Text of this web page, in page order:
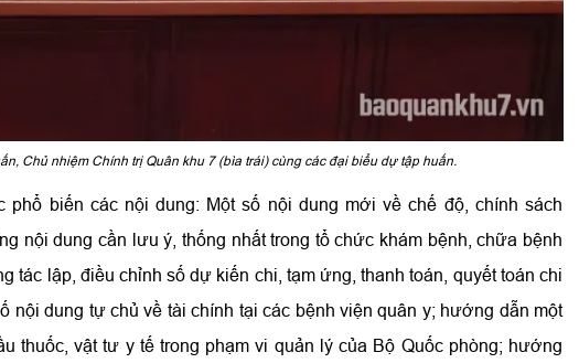
Chủ nhiệm Chính trị Quân khu 7 (bìa trái) cùng các đại biểu dự tập huấn.
biến các nội dung: Một số nội dung mới về chế độ, chính sách
nội dung cần lưu ý, thống nhất trong tổ chức khám bệnh, chữa bệnh
tác lập, điều chỉnh số dự kiến chi, tạm ứng, thanh toán, quyết toán chi
nội dung tự chủ về tài chính tại các bệnh viện quân y; hướng dẫn một
thuốc, vật tư y tế trong phạm vi quản lý của Bộ Quốc phòng; hướng